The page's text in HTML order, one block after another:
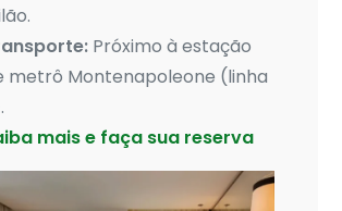
Próximo à estação
metrô Montenapoleone (linha
mais e faça sua reserva